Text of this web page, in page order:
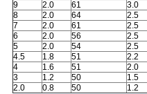
9
2.0 61 3.0
8
2.0 64 2.5
7
2.0 61 2.5
6
2.0 56 2.5
5
2.0 54 2.5
4.5
1.8 51 2.2
4
1.6 51 2.0
3
1.2 50 1.5
2.0
0.8 50 1.2